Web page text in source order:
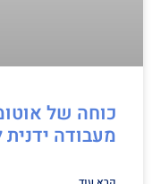
כוחה של
מעבודה ידנית